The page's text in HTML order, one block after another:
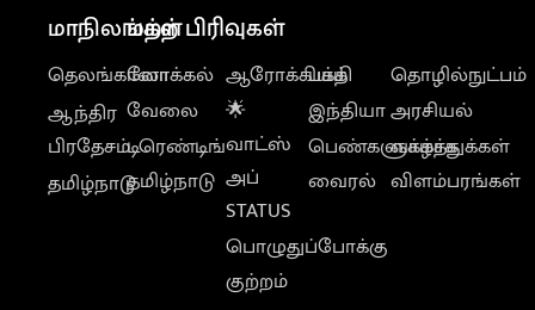
மாநிலங்கள்
தெலங்கானா
ஆந்திர
பிரதேசம்
தமிழ்நாடு
மற்ற பிரிவுகள்
லோக்கல்
வேலை
டிரெண்டிங்
தமிழ்நாடு
ஆரோக்கியம்
🌟
வாட்ஸ்
அப்
STATUS
பொழுதுப்போக்கு
குற்றம்
பக்தி
இந்தியா
பெண்களுக்காக
வைரல்
தொழில்நுட்பம்
அரசியல்
வாழ்த்துக்கள்
விளம்பரங்கள்